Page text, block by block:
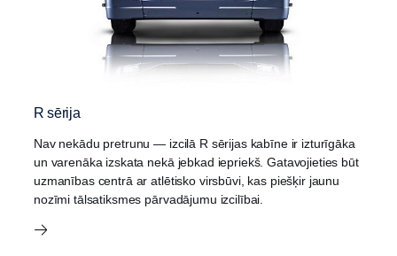
R sērija
Nav nekādu pretrunu — izcilā R sērijas kabīne ir izturīgāka
un varenāka izskata nekā jebkad iepriekš. Gatavojieties būt
uzmanības centrā ar atlētisko virsbūvi, kas piešķir jaunu
nozīmi tālsatiksmes pārvadājumu izcilībai.